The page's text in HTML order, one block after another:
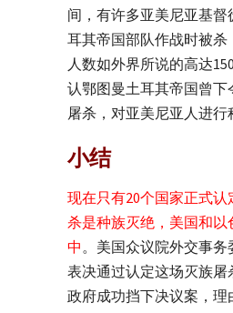
间，有许多亚美尼亚基
耳其帝国部队作战时被杀
人数如外界所说的高达
认鄂图曼土耳其帝国曾下
屠杀，对亚美尼亚人进行
小结
现在只有20个国家正式
杀是种族灭绝，美国和以
中。美国众议院外交事务
表决通过认定这场灭族屠
政府成功挡下决议案，理